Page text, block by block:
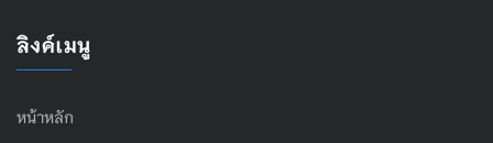
ลิงค์เมนู
หน้าหลัก